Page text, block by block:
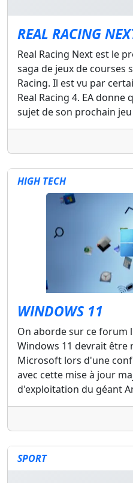
REAL RACING
Real Racing Next est le
saga de jeux de courses
Racing. Il est vu par
Real Racing 4. EA
sujet de son prochain jeu
HIGH TECH
WINDOWS 11
On aborde sur ce forum
Windows 11 devrait être
Microsoft lors d'une
avec cette mise à jour
d'exploitation du géant
SPORT